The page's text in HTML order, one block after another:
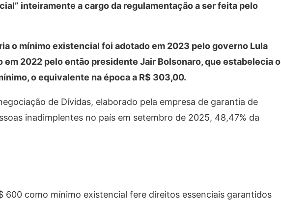
inteiramente a cargo da regulamentação a ser feita pelo
o mínimo existencial foi adotado em 2023 pelo governo Lula
2022 pelo então presidente Jair Bolsonaro, que estabelecia o
o equivalente na época a R$ 303,00.
de Dívidas, elaborado pela empresa de garantia de
inadimplentes no país em setembro de 2025, 48,47% da
600 como mínimo existencial fere direitos essenciais garantidos